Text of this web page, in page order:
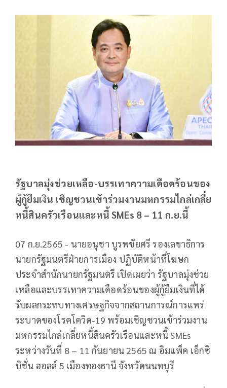
รัฐบาลมุ่งช่วยเหลือ-บรรเทาความเดือดร้อนของ
ผู้กู้ยืมเงิน เชิญชวนเข้าร่วมงานมหกรรมไกล่เกลี่ย
หนี้สินครัวเรือนและหนี้ SMEs 8 – 11 ก.ย.นี้
07 ก.ย.2565 - นายอนุชา บูรพชัยศรี รองเลขาธิการ
นายกรัฐมนตรีฝ่ายการเมือง ปฏิบัติหน้าที่โฆษก
ประจำสำนักนายกรัฐมนตรี เปิดเผยว่า รัฐบาลมุ่งช่วย
เหลือและบรรเทาความเดือดร้อนของผู้กู้ยืมเงินที่ได้
รับผลกระทบทางเศรษฐกิจจากสถานการณ์การแพร่
ระบาดของโรคโควิด-19 พร้อมเชิญชวนเข้าร่วมงาน
มหกรรมไกล่เกลี่ยหนี้สินครัวเรือนและหนี้ SMEs
ระหว่างวันที่ 8 – 11 กันยายน 2565 ณ อิมแพ็ค เอ็กซิ
บิชั่น ฮอลล์ 5 เมืองทองธานี จังหวัดนนทบุรี